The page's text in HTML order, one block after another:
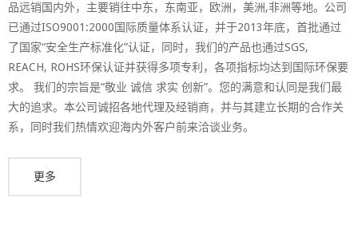
品远销国内外，主要销往中东，东南亚，欧洲，美洲,非洲等地。公司
已通过ISO9001:2000国际质量体系认证，并于2013年底，首批通过
了国家“安全生产标准化”认证，同时，我们的产品也通过SGS,
REACH, ROHS环保认证并获得多项专利，各项指标均达到国际环保要
求。 我们的宗旨是“敬业 诚信 求实 创新”。您的满意和认同是我们最
大的追求。本公司诚招各地代理及经销商，并与其建立长期的合作关
系，同时我们热情欢迎海内外客户前来洽谈业务。
更多